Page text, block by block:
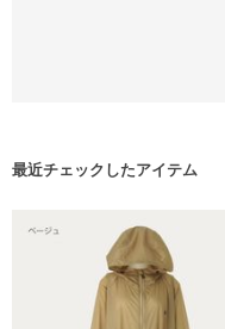
最近チェックしたアイテム